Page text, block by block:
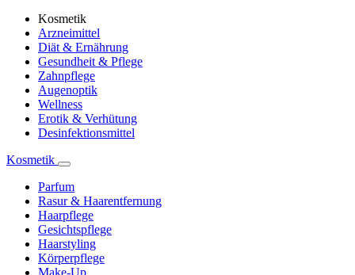
Kosmetik
Arzneimittel
Diät & Ernährung
Gesundheit & Pflege
Zahnpflege
Augenoptik
Wellness
Erotik & Verhütung
Desinfektionsmittel
Kosmetik
Parfum
Rasur & Haarentfernung
Haarpflege
Gesichtspflege
Haarstyling
Körperpflege